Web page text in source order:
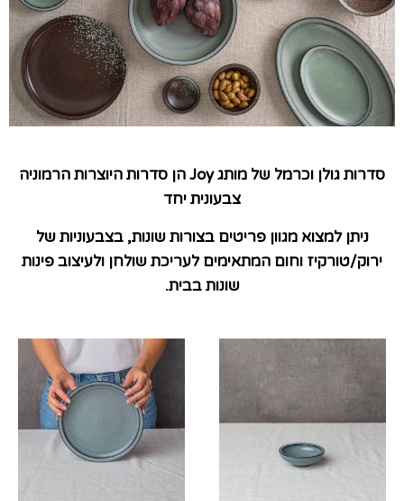
סדרות גולן וכרמל של מותגJoyהן סדרות היוצרות הרמוניה
צבעונית יחד
ניתן למצוא מגוון פריטים בצורות שונות, בצבעוניות של
ירוק/טורקיז וחום המתאימים לעריכת שולחן ולעיצוב פינות
שונות בבית.